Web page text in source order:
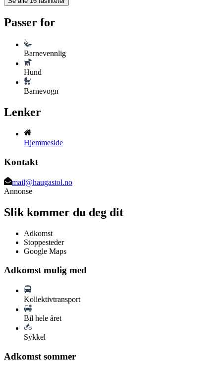
Passer for
Barnevennlig
Hund
Barnevogn
Lenker
Hjemmeside
Kontakt
mail@haugastol.no
Annonse
Slik kommer du deg dit
Adkomst
Stoppesteder
Google Maps
Adkomst mulig med
Kollektivtransport
Bil hele året
Sykkel
Adkomst sommer